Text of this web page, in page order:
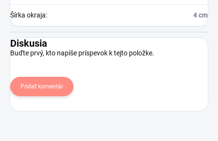
Šírka okraja: 4 cm
Diskusia
Buďte prvý, kto napíše príspevok k tejto položke.
Pridať komentár